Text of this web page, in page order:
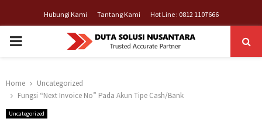
Hubungi Kami Tantang Kami Hot Line : 0812 1107666
PRIMARY
Home
Uncategorized
Fungsi “Next Invoice No” Pada Akun Tipe Cash/Bank
Uncategorized